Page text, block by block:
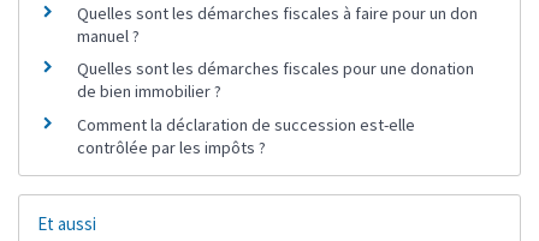
Quelles sont les démarches fiscales à faire pour un don
manuel ?
Quelles sont les démarches fiscales pour une donation
de bien immobilier ?
Comment la déclaration de succession est-elle
contrôlée par les impôts ?
Et aussi